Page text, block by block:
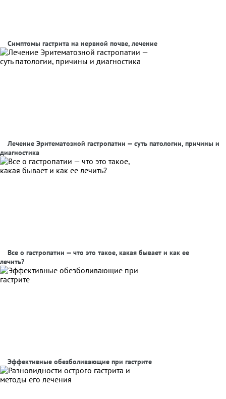
Симптомы гастрита на нервной почве, лечение
Лечение Эритематозной гастропатии — суть патологии, причины и
диагностика
Все о гастропатии — что это такое, какая бывает и как ее
лечить?
Эффективные обезболивающие при гастрите